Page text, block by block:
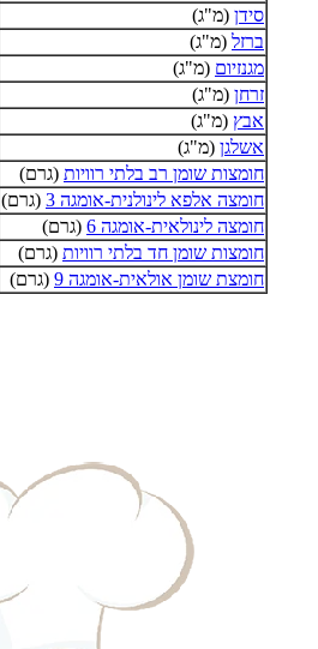
סידן (מ"ג)
ברזל (מ"ג)
מגנזיום (מ"ג)
זרחן (מ"ג)
אבץ (מ"ג)
אשלגן (מ"ג)
חומצות שומן רב בלתי רוויות (גרם)
חומצה אלפא לינולנית-אומגה 3
(גרם)
חומצה לינולאית-אומגה 6
(גרם)
חומצות שומן חד בלתי רוויות (גרם)
חומצת שומן אולאית-אומגה 9
(גרם)